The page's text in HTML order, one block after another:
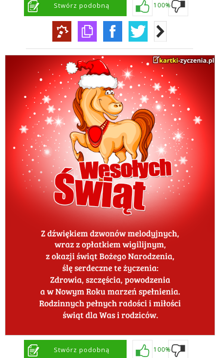
Stwórz podobną 100%
Stwórz podobną 100%